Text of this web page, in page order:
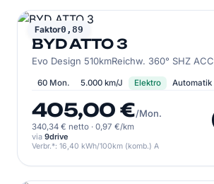
Faktor0,89
BYD
BYD ATTO 3
Evo Design 510kmReichw. 360° SHZ ACC
60 Mon. 5.000 km/J Elektro Automatik
405,00 €/Mon.
340,34 € netto · 0,97 €/km
via 9drive
Verbr.*: 16,40 kWh/100km (komb.) A